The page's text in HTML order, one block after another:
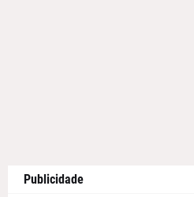
Publicidade